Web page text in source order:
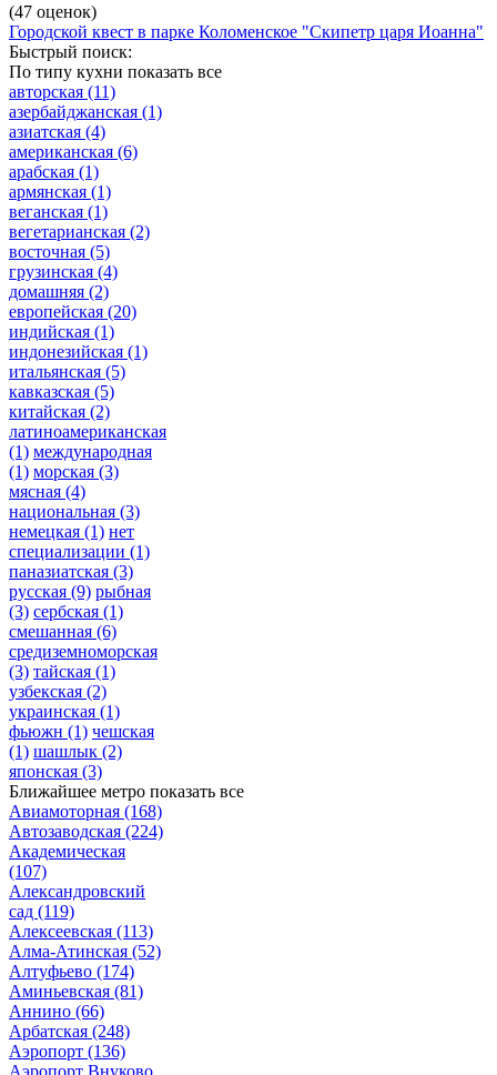
(47 оценок)
Городской квест в парке Коломенское "Скипетр царя Иоанна"
Быстрый поиск:
По типу кухни показать все
авторская (11)
азербайджанская (1)
азиатская (4)
американская (6)
арабская (1)
армянская (1)
веганская (1)
вегетарианская (2)
восточная (5)
грузинская (4)
домашняя (2)
европейская (20)
индийская (1)
индонезийская (1)
итальянская (5)
кавказская (5)
китайская (2)
латиноамериканская
(1) международная
(1) морская (3)
мясная (4)
национальная (3)
немецкая (1) нет
специализации (1)
паназиатская (3)
русская (9) рыбная
(3) сербская (1)
смешанная (6)
средиземноморская
(3) тайская (1)
узбекская (2)
украинская (1)
фьюжн (1) чешская
(1) шашлык (2)
японская (3)
Ближайшее метро показать все
Авиамоторная (168)
Автозаводская (224)
Академическая
(107)
Александровский
сад (119)
Алексеевская (113)
Алма-Атинская (52)
Алтуфьево (174)
Аминьевская (81)
Аннино (66)
Арбатская (248)
Аэропорт (136)
Аэропорт Внуково